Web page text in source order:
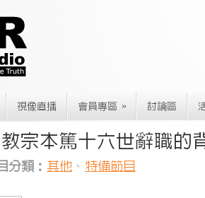
視像直播 會員專區 » 討論區
宗本篤十六世辭職的
分類： 其他 、 特備節目